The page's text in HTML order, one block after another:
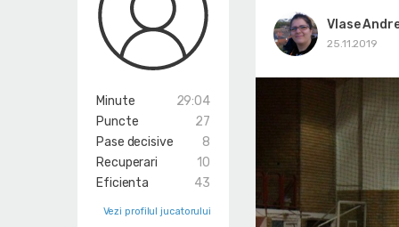
Minute
29:04
Puncte
27
Pase decisive
8
Recuperari
10
Eficienta
43
Vezi profilul jucatorului
Vlase
25.11.2019